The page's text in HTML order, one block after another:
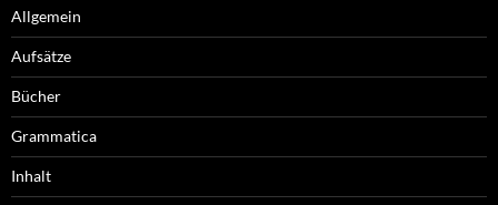
Allgemein
Aufsätze
Bücher
Grammatica
Inhalt